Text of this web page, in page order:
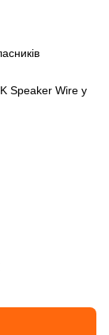
Speaker Wire у